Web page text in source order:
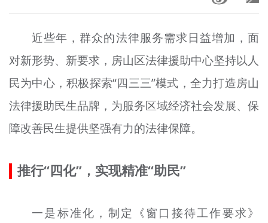
未成年人思想道德建设
榜样人物
+
身边好人
文明评论
专题
近些年，群众的法律服务需求日益增加，面
对新形势、新要求，房山区法律援助中心坚持以人
民为中心，积极探索“四三三”模式，全力打造房山
法律援助民生品牌，为服务区域经济社会发展、保
障改善民生提供坚强有力的法律保障。
推行“四化”，实现精准“助民”
一是标准化，制定《窗口接待工作要求》